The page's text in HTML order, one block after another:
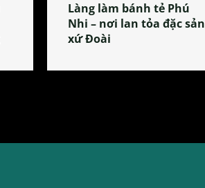
Làng làm bánh tẻ Phú
Nhi – nơi lan tỏa đặc sản
xứ Đoài